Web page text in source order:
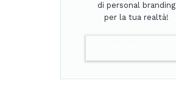
di personal branding
per la tua realtà!